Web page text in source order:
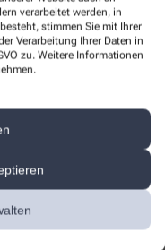
verarbeitet werden, in
stimmen Sie mit Ihrer
Verarbeitung Ihrer Daten in
zu. Weitere Informationen
als